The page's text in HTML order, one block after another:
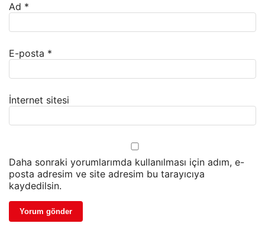
Ad *
E-posta *
İnternet sitesi
Daha sonraki yorumlarımda kullanılması için adım, e-
posta adresim ve site adresim bu tarayıcıya
kaydedilsin.